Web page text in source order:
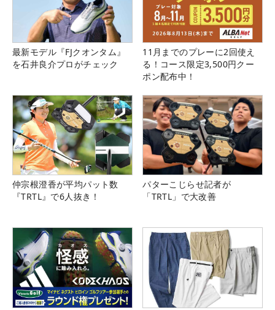
最新モデル『FJクオンタム』
を石井良介プロがチェック
11月までのプレーに2回使え
る！コース限定3,500円クー
ポン配布中！
仲宗根澄香が平均パット数
『TRTL』で6人抜き！
パターこじらせ記者が
「TRTL」で大改善